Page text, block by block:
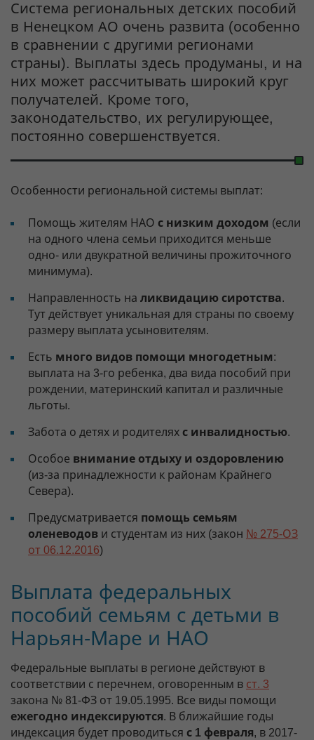
Система региональных детских пособий
в Ненецком АО очень развита (особенно
в сравнении с другими регионами
страны). Выплаты здесь продуманы, и на
них может рассчитывать широкий круг
получателей. Кроме того,
законодательство, их регулирующее,
постоянно совершенствуется.
Особенности региональной системы выплат:
Помощь жителям НАО с низким доходом (если
на одного члена семьи приходится меньше
одно- или двукратной величины прожиточного
минимума).
Направленность на ликвидацию сиротства.
Тут действует уникальная для страны по своему
размеру выплата усыновителям.
Есть много видов помощи многодетным:
выплата на 3-го ребенка, два вида пособий при
рождении, материнский капитал и различные
льготы.
Забота о детях и родителях с инвалидностью.
Особое внимание отдыху и оздоровлению
(из-за принадлежности к районам Крайнего
Севера).
Предусматривается помощь семьям
оленеводов и студентам из них (закон № 275-ОЗ
от 06.12.2016)
Выплата федеральных
пособий семьям с детьми в
Нарьян-Маре и НАО
Федеральные выплаты в регионе действуют в
соответствии с перечнем, оговоренным в ст. 3
закона № 81-ФЗ от 19.05.1995. Все виды помощи
ежегодно индексируются. В ближайшие годы
индексация будет проводиться с 1 февраля, в 2017-